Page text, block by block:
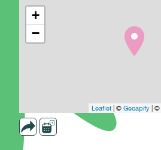
+
−
Leaflet| © Geoapify | ©